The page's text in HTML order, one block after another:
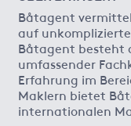
Båtagent
auf unkomplizierte
Båtagent besteht
umfassender
Erfahrung im
Maklern bietet
internationalen